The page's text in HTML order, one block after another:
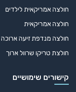
חולצה אמריקאית לילדים
חולצה אמריקאית
חולצה מנדפת זיעה ארוכה
חולצת טריקו שרוול ארוך
קישורים שימושיים